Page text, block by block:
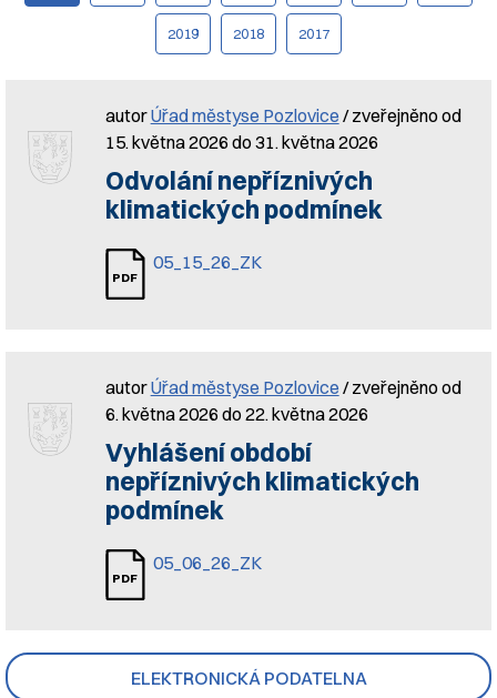
ELEKTRONICKÁ PODATELNA
2019 2018 2017
autorÚřad městyse Pozlovice / zveřejněno od
15. května 2026 do 31. května 2026
Odvolání nepříznivých
klimatických podmínek
05_15_26_ZK
autorÚřad městyse Pozlovice / zveřejněno od
6. května 2026 do 22. května 2026
Vyhlášení období
nepříznivých klimatických
podmínek
05_06_26_ZK